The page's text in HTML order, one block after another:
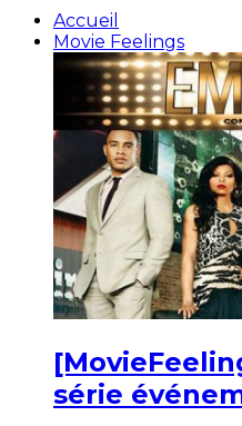
Accueil
Movie Feelings
série